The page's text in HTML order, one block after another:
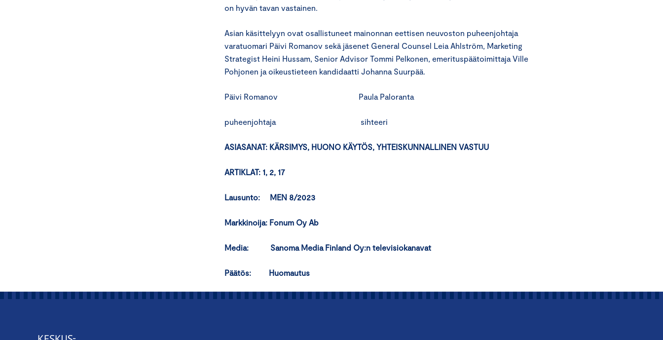
on hyvän tavan vastainen.
Asian käsittelyyn ovat osallistuneet mainonnan eettisen neuvoston puheenjohtaja
varatuomari Päivi Romanov sekä jäsenet General Counsel Leia Ahlström, Marketing
Strategist Heini Hussam, Senior Advisor Tommi Pelkonen, emerituspäätoimittaja Ville
Pohjonen ja oikeustieteen kandidaatti Johanna Suurpää.
Päivi Romanov Paula Paloranta
puheenjohtaja sihteeri
ASIASANAT: KÄRSIMYS, HUONO KÄYTÖS, YHTEISKUNNALLINEN VASTUU
ARTIKLAT: 1, 2, 17
Lausunto: MEN 8/2023
Markkinoija: Fonum Oy Ab
Media: Sanoma Media Finland Oy:n televisiokanavat
Päätös: Huomautus